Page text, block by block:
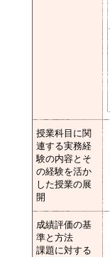
授業科目に関
連する実務経
験の内容とそ
の経験を活か
した授業の展
開
成績評価の基
準と方法
課題に対する